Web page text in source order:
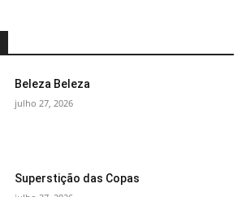
Beleza Beleza
julho 27, 2026
Superstição das Copas